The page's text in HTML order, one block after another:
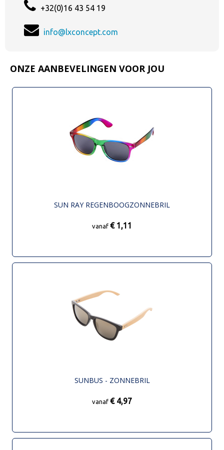
+32(0)16 43 54 19
info@lxconcept.com
ONZE AANBEVELINGEN VOOR JOU
SUN RAY REGENBOOGZONNEBRIL
vanaf € 1,11
SUNBUS - ZONNEBRIL
vanaf € 4,97